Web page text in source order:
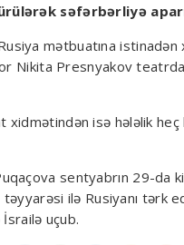
səfərbərliyə
mətbuatına
Nikita Presnyakov
xidmətindən isə hələlik
sentyabrın 29-da
ilə Rusiyanı tərk
uçub.